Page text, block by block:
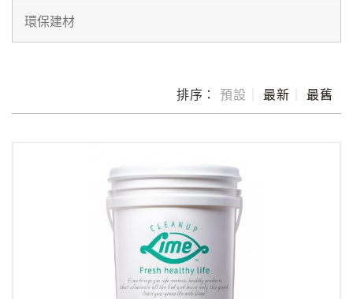
排序：預設 最新 最舊